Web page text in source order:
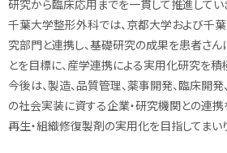
研究から臨床応用までを一貫して推進してい
千葉大学整形外科では、京都大学および千
究部門と連携し、基礎研究の成果を患者さん
とを目標に、産学連携による実用化研究を積
今後は、製造、品質管理、薬事開発、臨床開
の社会実装に資する企業・研究機関との連携
再生・組織修復製剤の実用化を目指してまい